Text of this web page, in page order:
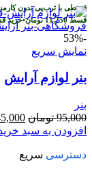
قسطی با ترب‌پی بدون
قسط11,250 تومان•خرید
-53%
نمایش سریع
بنر لوازم آرایش
بنر
95,000 تومان قیمت
اصلی
بود.
افزودن به سبد
دسترسی سریع